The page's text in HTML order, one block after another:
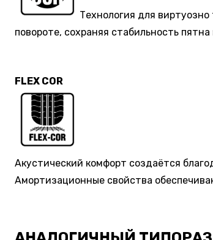
Технология для
повороте, сохраняя стабильность
FLEX COR
Акустический комфорт создаётся
Амортизационные свойства